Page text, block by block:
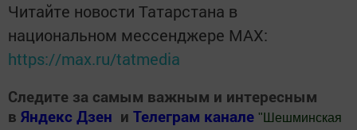
Читайте новости Татарстана в
национальном мессенджере MАХ:
https://max.ru/tatmedia
Следите за самым важным и интересным
в Яндекс Дзен и Телеграм канале " Шешминская